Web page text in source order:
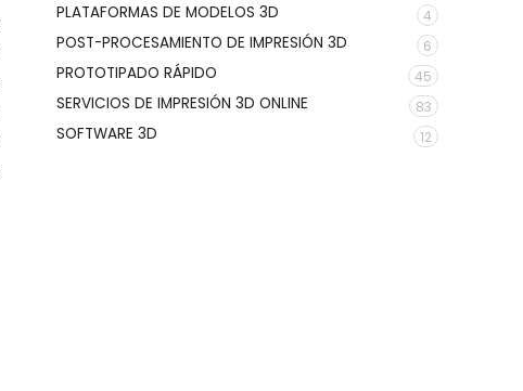
PLATAFORMAS DE MODELOS 3D 4
POST-PROCESAMIENTO DE IMPRESIÓN 3D 6
PROTOTIPADO RÁPIDO 45
SERVICIOS DE IMPRESIÓN 3D ONLINE 83
SOFTWARE 3D 12